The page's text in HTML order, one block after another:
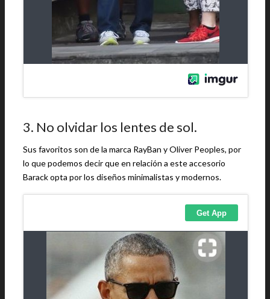
3. No olvidar los lentes de sol.
Sus favoritos son de la marca RayBan y Oliver Peoples, por
lo que podemos decir que en relación a este accesorio
Barack opta por los diseños minimalistas y modernos.